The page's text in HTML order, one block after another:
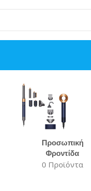
Προσωπική
Φροντίδα
0 Προϊόντα